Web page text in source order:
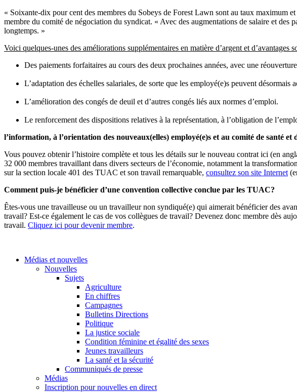
« Soixante-dix pour cent des membres du Sobeys de Forest Lawn sont au taux maximum
membre du comité de négociation du syndicat. « Avec des augmentations de salaire et
longtemps. »
Voici quelques-unes des améliorations supplémentaires en matière d’argent et d’avantages
Des paiements forfaitaires au cours des deux prochaines années, avec une
L’adaptation des échelles salariales, de sorte que les employé(e)s peuvent
L’amélioration des congés de deuil et d’autres congés liés aux normes d’emploi.
Le renforcement des dispositions relatives à la représentation, à l’obligation de
l’information, à l’orientation des nouveaux(elles) employé(e)s et au comité de santé et
Vous pouvez obtenir l’histoire complète et tous les détails sur le nouveau contrat ici (en
32 000 membres travaillant dans divers secteurs de l’économie, notamment la
sur la section locale 401 des TUAC et son travail remarquable, consultez son site Internet
Comment puis-je bénéficier d’une convention collective conclue par les TUAC?
Êtes-vous une travailleuse ou un travailleur non syndiqué(e) qui aimerait bénéficier des
travail? Est-ce également le cas de vos collègues de travail? Devenez donc membre dès
travail. Cliquez ici pour devenir membre.
Médias et nouvelles
Nouvelles
Sujets
Agriculture
En chiffres
Campagnes
Bulletins Directions
Politique
La justice sociale
Condition féminine et égalité des sexes
Jeunes travailleurs
La santé et la sécurité
Communiqués de presse
Médias
Inscription pour nouvelles en direct